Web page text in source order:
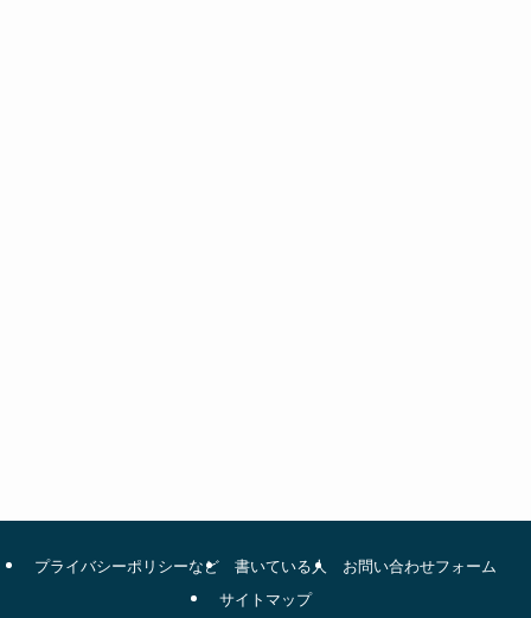
プライバシーポリシーなど 書いている人
お問い合わせフォーム
サイトマップ